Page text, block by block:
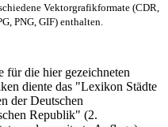
Vektorgrafikformate (CDR,
PNG, GIF) enthalten.
für die hier gezeichneten
diente das "Lexikon Städte
der Deutschen
Republik" (2.